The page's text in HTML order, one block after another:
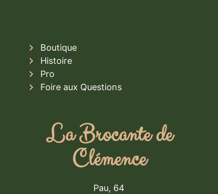
Boutique
Histoire
Pro
Foire aux Questions
La Brocante de
Clémence
Pau, 64